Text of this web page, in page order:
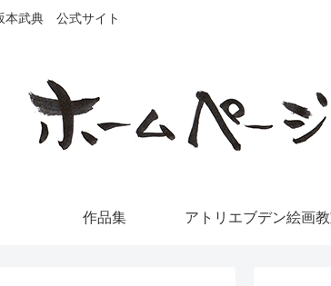
武典 公式サイト
作品集 アトリエブデン絵画